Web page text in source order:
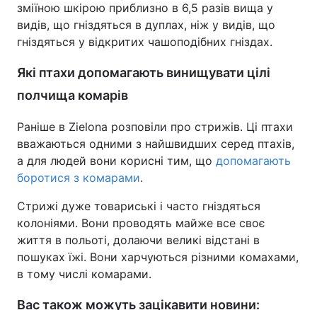
зміїною шкірою приблизно в 6,5 разів вища у
видів, що гніздяться в дуплах, ніж у видів, що
гніздяться у відкритих чашоподібних гніздах.
Які птахи допомагають винищувати цілі
полчища комарів
Раніше в Zielona розповіли про стрижів. Ці птахи
вважаються одними з найшвидших серед птахів,
а для людей вони корисні тим, що допомагають
боротися з комарами.
Стрижі дуже товариські і часто гніздяться
колоніями. Вони проводять майже все своє
життя в польоті, долаючи великі відстані в
пошуках їжі. Вони харчуються різними комахами,
в тому числі комарами.
Вас також можуть зацікавити новини: